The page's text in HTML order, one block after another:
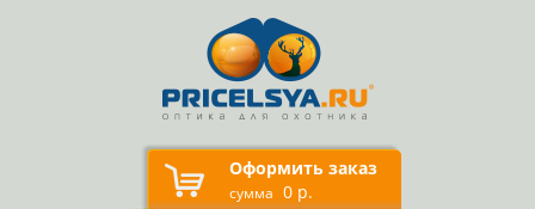
Оформить заказ
сумма 0 р.